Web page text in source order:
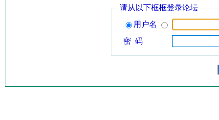
请从以下框框登录论坛
用户名
密 码